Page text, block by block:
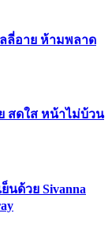
ลี่อาย ห้ามพลาด
สดใส หน้าไม่บ้วน
นด้วย Sivanna